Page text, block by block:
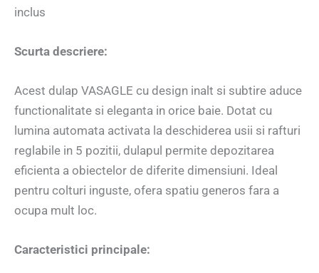
inclus
Scurta descriere:
Acest dulap VASAGLE cu design inalt si subtire aduce
functionalitate si eleganta in orice baie. Dotat cu
lumina automata activata la deschiderea usii si rafturi
reglabile in 5 pozitii, dulapul permite depozitarea
eficienta a obiectelor de diferite dimensiuni. Ideal
pentru colturi inguste, ofera spatiu generos fara a
ocupa mult loc.
Caracteristici principale: